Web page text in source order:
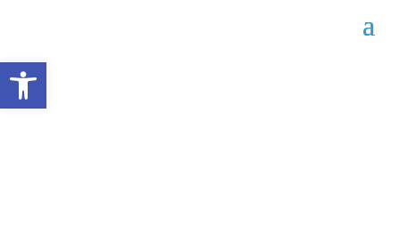
Open toolbar